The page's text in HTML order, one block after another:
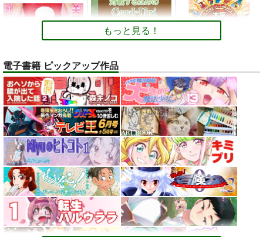
角と板と魔法記師9
とりからの巣
（税込）
ベル・メリオン
アシオ・グレース
ホワイトサンプル
カート
トレスOK！体型レタ
ッチなしの『美脚とお
尻のポーズ写真集／九
条ねぎ』
お尻カンパニー
専売 2,750円（税込）
オリジナル
サンプル
カート
デュエマカードで他
TCGのデッキと対戦
するためのCard-
Uni ルールブック
ツボッシー
専売 110円（税込）
デュエル・マスターズ
サンプル
カート
【大阪関西万博
2025】 予約全コンプ
リート攻略ガイド２＆
万博旅行１日スケジュ
ール日記: EXPO 女一
人のんびりルーズ
旅 11ノンフィクショ
ン 旅行記
AUREA GOLD
専売 598円 （税込）
オリジナル ミャクミャ
クｘサーキュラー
サンプル
カート
もっと見る！
電子書籍 ピックアップ作品